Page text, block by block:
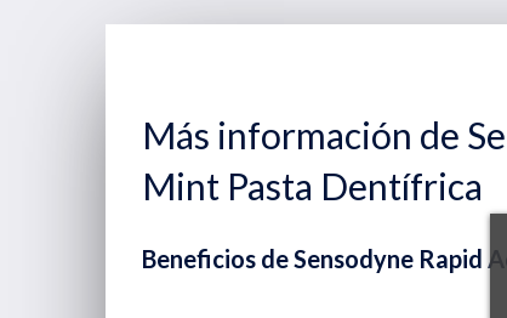
Más información de
Mint Pasta Dentífrica
Beneficios de Sensodyne Rapid